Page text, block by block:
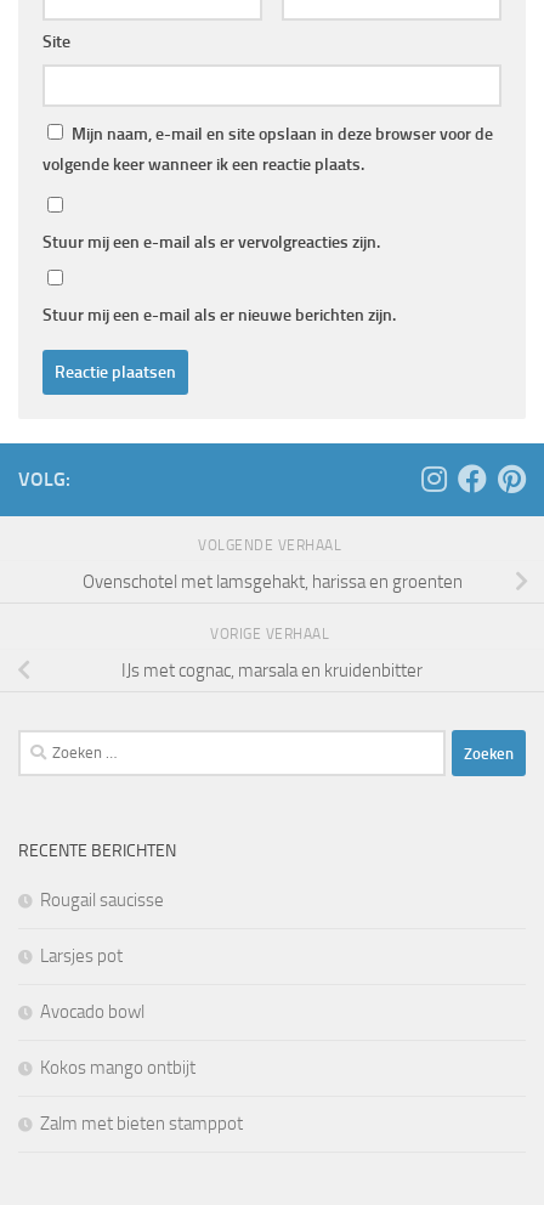
Site
Mijn naam, e-mail en site opslaan in deze browser voor de
volgende keer wanneer ik een reactie plaats.
Stuur mij een e-mail als er vervolgreacties zijn.
Stuur mij een e-mail als er nieuwe berichten zijn.
VOLG:
VOLGENDE VERHAAL
Ovenschotel met lamsgehakt, harissa en groenten
VORIGE VERHAAL
IJs met cognac, marsala en kruidenbitter
Zoeken
naar:
RECENTE BERICHTEN
Rougail saucisse
Larsjes pot
Avocado bowl
Kokos mango ontbijt
Zalm met bieten stamppot